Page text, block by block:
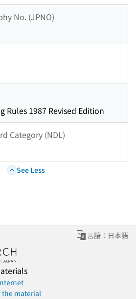
No. (JPNO)
Rules 1987 Revised Edition
Category (NDL)
See Less
言語：日本語
the material